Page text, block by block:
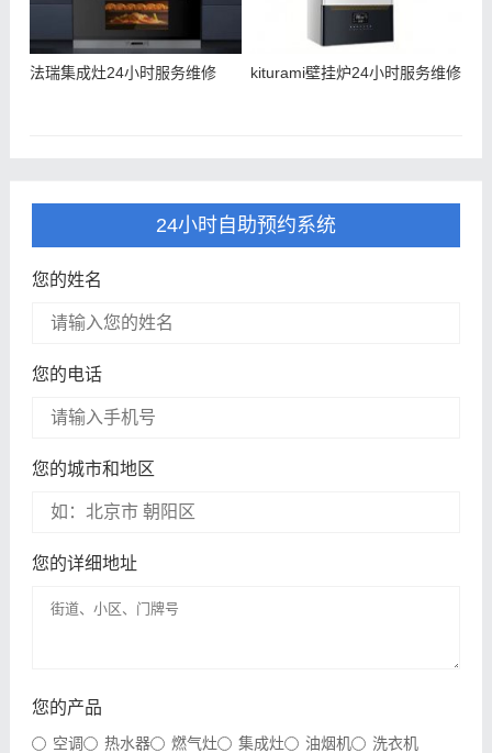
法瑞集成灶24小时服务维修 kiturami壁挂炉24小时服务维修
24小时自助预约系统
您的姓名
您的电话
您的城市和地区
您的详细地址
您的产品
空调 热水器 燃气灶 集成灶 油烟机
洗衣机